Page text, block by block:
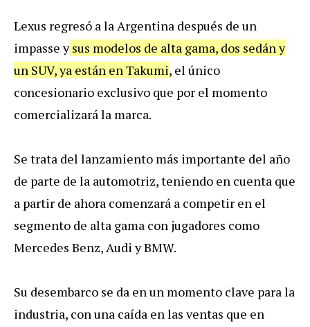
Lexus regresó a la Argentina después de un
impasse y sus modelos de alta gama, dos sedán y
un SUV, ya están en Takumi, el único
concesionario exclusivo que por el momento
comercializará la marca.
Se trata del lanzamiento más importante del año
de parte de la automotriz, teniendo en cuenta que
a partir de ahora comenzará a competir en el
segmento de alta gama con jugadores como
Mercedes Benz, Audi y BMW.
Su desembarco se da en un momento clave para la
industria, con una caída en las ventas que en